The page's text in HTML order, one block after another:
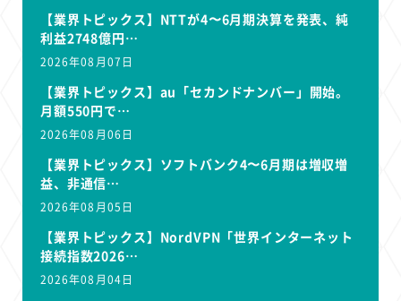
【業界トピックス】NTTが4〜6月期決算を発表、純
利益2748億円…
2026年08月07日
【業界トピックス】au「セカンドナンバー」開始。
月額550円で…
2026年08月06日
【業界トピックス】ソフトバンク4〜6月期は増収増
益、非通信…
2026年08月05日
【業界トピックス】NordVPN「世界インターネット
接続指数2026…
2026年08月04日